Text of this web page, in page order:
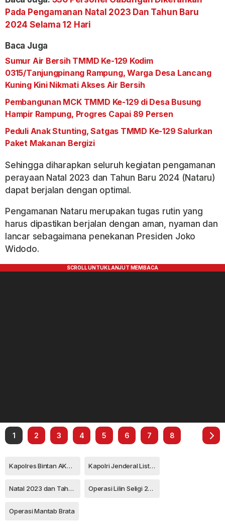
Pada Pengamanan Natal 2023 Dan Tahun Baru
2024 Selama 12 Hari
Baca Juga
Sumur Air Bersih TMMD Ke-129 Kodim
0315/Tanjungpinang Rampung, Warga Desa Lancang
Kuning Kini Nikmati Akses Air Bersih
Pembangunan MCK TMMD Ke-129 di Desa Busung
Hampir Rampung, Progres Capai 89 Persen
Peduli Anak Stunting, Satgas TMMD Ke-129 Salurkan
Paket Makanan Bergizi
Sehingga diharapkan seluruh kegiatan pengamanan
perayaan Natal 2023 dan Tahun Baru 2024 (Nataru)
dapat berjalan dengan optimal.
Pengamanan Nataru merupakan tugas rutin yang
harus dipastikan berjalan dengan aman, nyaman dan
lancar sebagaimana penekanan Presiden Joko
Widodo.
1 2 3 4 5 6 7 8
Kapolres Bintan AKBP Riky Iswoyo Kapolri Jenderal Listyo Sigit Prabowo
Natal 2023 dan Tahun Baru 2024 Operasi Lilin Seligi 2023
Operasi Mantab Brata